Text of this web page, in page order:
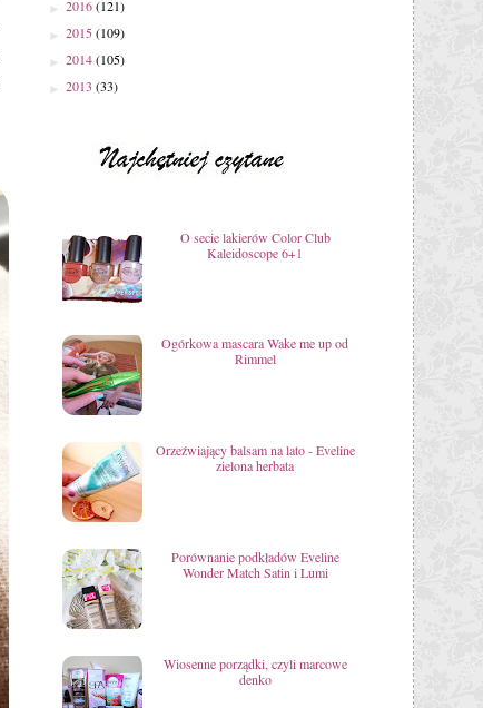
► 2016(121)
► 2015(109)
► 2014(105)
► 2013 (33)
O secie lakierów Color Club
Kaleidoscope 6+1
Ogórkowa mascara Wake me up od
Rimmel
Orzeźwiający balsam na lato - Eveline
zielona herbata
Porównanie podkładów Eveline
Wonder Match Satin i Lumi
Wiosenne porządki, czyli marcowe
denko